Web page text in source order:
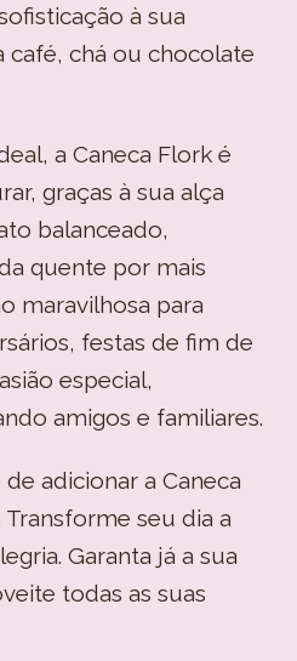
à sua
café, chá ou chocolate
a Caneca Flork é
graças à sua alça
balanceado,
quente por mais
maravilhosa para
festas de fim de
especial,
amigos e familiares.
de adicionar a Caneca
Transforme seu dia a
Garanta já a sua
todas as suas